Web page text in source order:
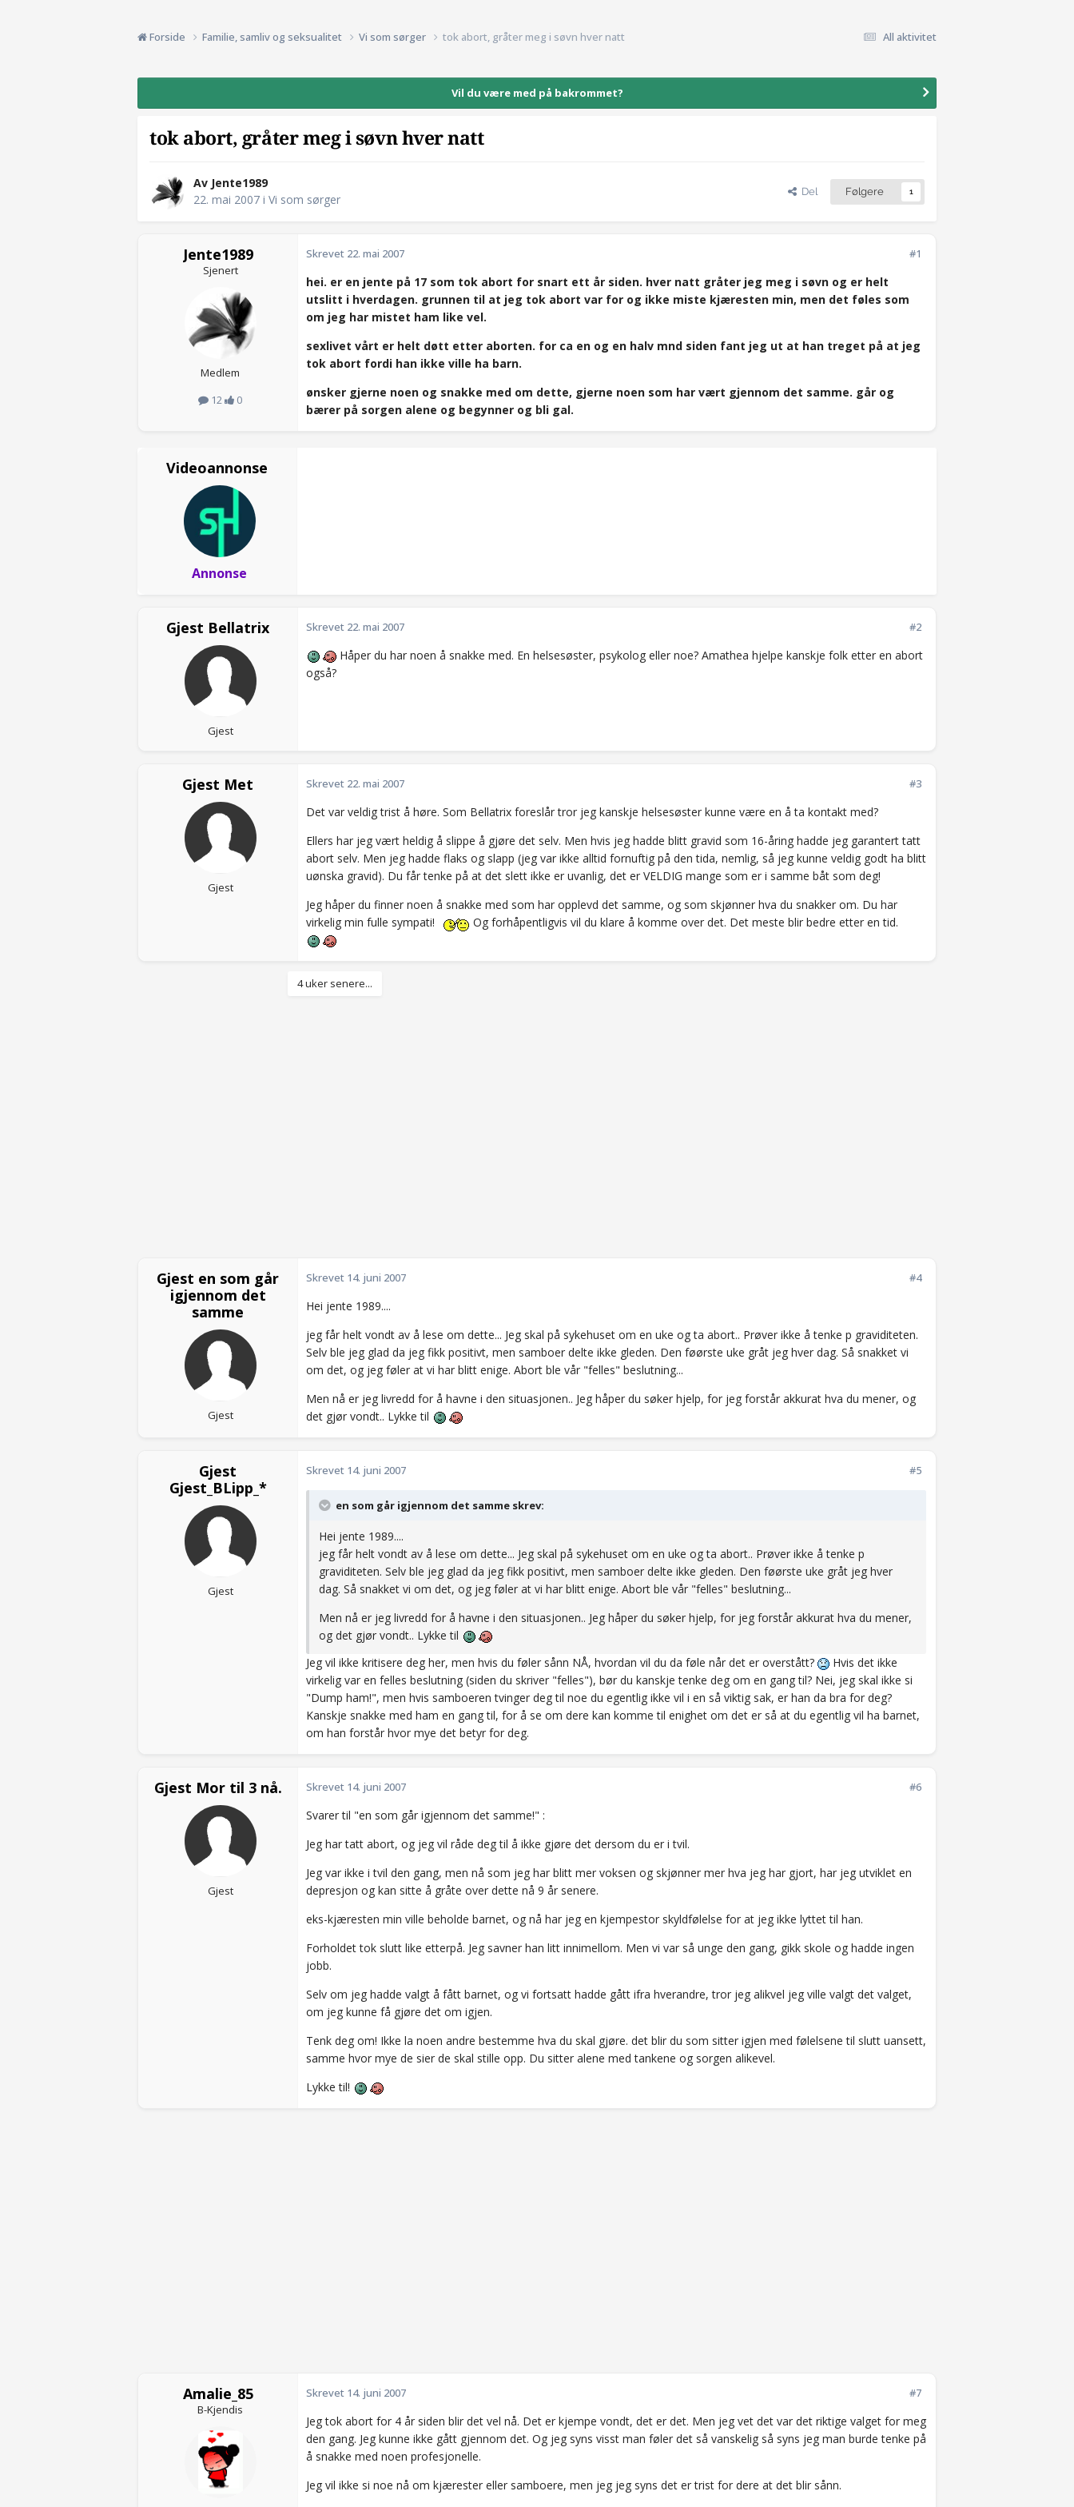
All aktivitet
Forside Familie, samliv og seksualitet Vi som sørger tok abort, gråter meg i søvn hver natt
Vil du være med på bakrommet?
tok abort, gråter meg i søvn hver natt
Av Jente1989
22. mai 2007 i Vi som sørger
Del Følgere 1
Jente1989
Sjenert
Medlem
12
0
#1
Skrevet 22. mai 2007
hei. er en jente på 17 som tok abort for snart ett år siden. hver natt gråter jeg meg i søvn og er helt
utslitt i hverdagen. grunnen til at jeg tok abort var for og ikke miste kjæresten min, men det føles som
om jeg har mistet ham like vel.
sexlivet vårt er helt døtt etter aborten. for ca en og en halv mnd siden fant jeg ut at han treget på at jeg
tok abort fordi han ikke ville ha barn.
ønsker gjerne noen og snakke med om dette, gjerne noen som har vært gjennom det samme. går og
bærer på sorgen alene og begynner og bli gal.
Videoannonse
Annonse
Gjest Bellatrix
Gjest
#2
Skrevet 22. mai 2007
Håper du har noen å snakke med. En helsesøster, psykolog eller noe? Amathea hjelpe kanskje folk etter en abort
også?
Gjest Met
Gjest
#3
Skrevet 22. mai 2007
Det var veldig trist å høre. Som Bellatrix foreslår tror jeg kanskje helsesøster kunne være en å ta kontakt med?
Ellers har jeg vært heldig å slippe å gjøre det selv. Men hvis jeg hadde blitt gravid som 16-åring hadde jeg garantert tatt
abort selv. Men jeg hadde flaks og slapp (jeg var ikke alltid fornuftig på den tida, nemlig, så jeg kunne veldig godt ha blitt
uønska gravid). Du får tenke på at det slett ikke er uvanlig, det er VELDIG mange som er i samme båt som deg!
Jeg håper du finner noen å snakke med som har opplevd det samme, og som skjønner hva du snakker om. Du har
virkelig min fulle sympati!
Og forhåpentligvis vil du klare å komme over det. Det meste blir bedre etter en tid.
4 uker senere...
Gjest en som går
igjennom det
samme
Gjest
#4
Skrevet 14. juni 2007
Hei jente 1989....
jeg får helt vondt av å lese om dette... Jeg skal på sykehuset om en uke og ta abort.. Prøver ikke å tenke p graviditeten.
Selv ble jeg glad da jeg fikk positivt, men samboer delte ikke gleden. Den føørste uke gråt jeg hver dag. Så snakket vi
om det, og jeg føler at vi har blitt enige. Abort ble vår "felles" beslutning...
Men nå er jeg livredd for å havne i den situasjonen.. Jeg håper du søker hjelp, for jeg forstår akkurat hva du mener, og
det gjør vondt.. Lykke til
Gjest
Gjest_BLipp_*
Gjest
#5
Skrevet 14. juni 2007
en som går igjennom det samme skrev:
Hei jente 1989....
jeg får helt vondt av å lese om dette... Jeg skal på sykehuset om en uke og ta abort.. Prøver ikke å tenke p
graviditeten. Selv ble jeg glad da jeg fikk positivt, men samboer delte ikke gleden. Den føørste uke gråt jeg hver
dag. Så snakket vi om det, og jeg føler at vi har blitt enige. Abort ble vår "felles" beslutning...
Men nå er jeg livredd for å havne i den situasjonen.. Jeg håper du søker hjelp, for jeg forstår akkurat hva du mener,
og det gjør vondt.. Lykke til
Jeg vil ikke kritisere deg her, men hvis du føler sånn NÅ, hvordan vil du da føle når det er overstått?
Hvis det ikke
virkelig var en felles beslutning (siden du skriver "felles"), bør du kanskje tenke deg om en gang til? Nei, jeg skal ikke si
"Dump ham!", men hvis samboeren tvinger deg til noe du egentlig ikke vil i en så viktig sak, er han da bra for deg?
Kanskje snakke med ham en gang til, for å se om dere kan komme til enighet om det er så at du egentlig vil ha barnet,
om han forstår hvor mye det betyr for deg.
Gjest Mor til 3 nå.
Gjest
#6
Skrevet 14. juni 2007
Svarer til "en som går igjennom det samme!" :
Jeg har tatt abort, og jeg vil råde deg til å ikke gjøre det dersom du er i tvil.
Jeg var ikke i tvil den gang, men nå som jeg har blitt mer voksen og skjønner mer hva jeg har gjort, har jeg utviklet en
depresjon og kan sitte å gråte over dette nå 9 år senere.
eks-kjæresten min ville beholde barnet, og nå har jeg en kjempestor skyldfølelse for at jeg ikke lyttet til han.
Forholdet tok slutt like etterpå. Jeg savner han litt innimellom. Men vi var så unge den gang, gikk skole og hadde ingen
jobb.
Selv om jeg hadde valgt å fått barnet, og vi fortsatt hadde gått ifra hverandre, tror jeg alikvel jeg ville valgt det valget,
om jeg kunne få gjøre det om igjen.
Tenk deg om! Ikke la noen andre bestemme hva du skal gjøre. det blir du som sitter igjen med følelsene til slutt uansett,
samme hvor mye de sier de skal stille opp. Du sitter alene med tankene og sorgen alikevel.
Lykke til!
Amalie_85
B-Kjendis
#7
Skrevet 14. juni 2007
Jeg tok abort for 4 år siden blir det vel nå. Det er kjempe vondt, det er det. Men jeg vet det var det riktige valget for meg
den gang. Jeg kunne ikke gått gjennom det. Og jeg syns visst man føler det så vanskelig så syns jeg man burde tenke på
å snakke med noen profesjonelle.
Jeg vil ikke si noe nå om kjærester eller samboere, men jeg jeg syns det er trist for dere at det blir sånn.